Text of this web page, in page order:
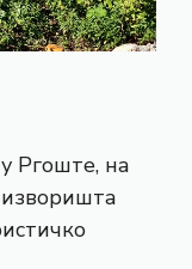
Ргоште, на